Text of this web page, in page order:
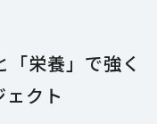
栄養」で強く
ク ト